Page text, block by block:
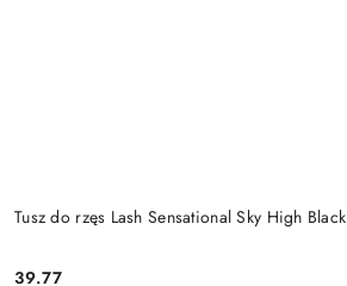
Tusz do rzęs Lash Sensational Sky High Black
39.77